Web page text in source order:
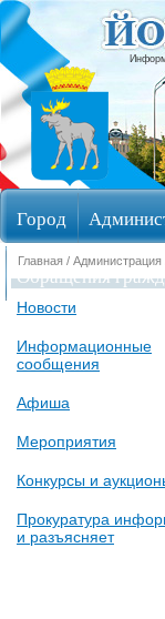
Город
Обращения
Главная / Администрация
Новости
Информационные
сообщения
Афиша
Мероприятия
Конкурсы и
Прокуратура
и разъясняет